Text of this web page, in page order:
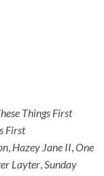
Things First
First
, Hazey Jane II,One
Layter,Sunday